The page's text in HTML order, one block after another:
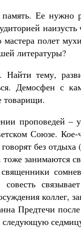
Ее нужно
мастера полет
литературы?
Найти тему,
Демосфен с
товарищи.
проповедей –
Союзе.
без
занимаются
коллег,
Предтечи
следующую